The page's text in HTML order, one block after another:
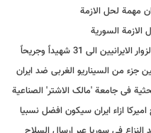
مهمة لحل الازمة
الازمة السوریة
الى 31 شهیداً وجریحاً
جزء من السیناریو الغربی ضد ایران
فی جامعة 'مالک الاشتر' الصناعیة
ازاء ایران سیکون افضل نسبیا